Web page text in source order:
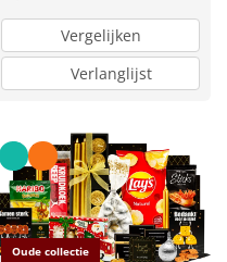
Vergelijken
Verlanglijst
Oude collectie